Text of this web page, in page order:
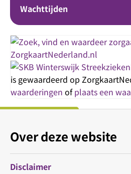
Wachttijden
is gewaardeerd op
waarderingen ofplaats een
Over deze website
Disclaimer